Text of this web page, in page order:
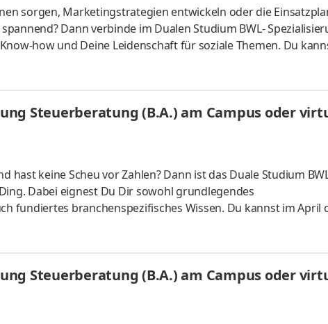
sorgen, Marketingstrategien entwickeln oder die
Dann verbinde im Dualen Studium BWL-
how und Deine Leidenschaft für soziale Themen. Du
vor Ort oder ganz flexibel virtuell. Deine Praxisphasen
Du kannst Dein Studium ohne Numerus clausus oder
anerkanntes Bachelorstudium mit praxisnahen
sindSteuerberatung (B.A.) am Campus oder
hast keine Scheu vor Zahlen? Dann ist das Duale Studium
Dabei eignest Du Dir sowohl grundlegendes
fundiertes branchenspezifisches Wissen. Du kannst im April
ganz flexibel virtuell. Deine Praxisphasen absolvierst Du bei
Dein Studium ohne Numerus clausus oder
Bachelorstudium mit praxisnahen InhaltenDeine
da Du lernst
Steuerberatung (B.A.) am Campus oder